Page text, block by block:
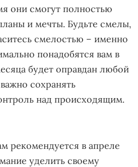
они смогут полностью
и мечты. Будьте смелы,
смелостью – именно
понадобятся вам в
будет оправдан любой
сохранять
над происходящим.
рекомендуется в апреле
уделить своему